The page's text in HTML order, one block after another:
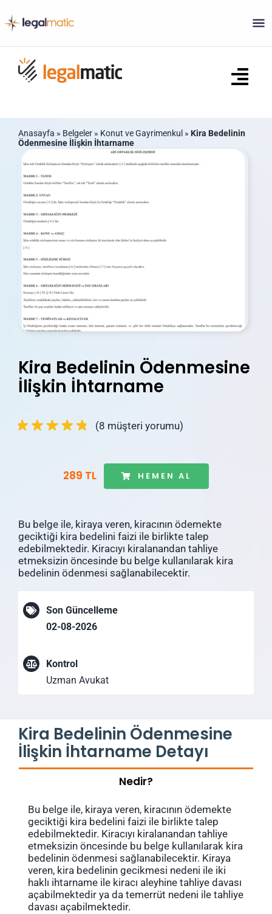
content
Ne Yapar?
Hesabım
Sepetim
Anasayfa » Belgeler» Konut ve Gayrimenkul » Kira Bedelinin
Ödenmesine İlişkin İhtarname
Kira Bedelinin Ödenmesine
İlişkin İhtarname
(8 müşteri yorumu)
289 TL HEMEN AL
Bu belge ile, kiraya veren, kiracının ödemekte
geciktiği kira bedelini faizi ile birlikte talep
edebilmektedir. Kiracıyı kiralanandan tahliye
etmeksizin öncesinde bu belge kullanılarak kira
bedelinin ödenmesi sağlanabilecektir.
Son Güncelleme
02-08-2026
Kontrol
Uzman Avukat
Kira Bedelinin Ödenmesine
İlişkin İhtarname Detayı
Nedir?
Bu belge ile, kiraya veren, kiracının ödemekte
geciktiği kira bedelini faizi ile birlikte talep
edebilmektedir. Kiracıyı kiralanandan tahliye
etmeksizin öncesinde bu belge kullanılarak kira
bedelinin ödenmesi sağlanabilecektir. Kiraya
veren, kira bedelinin gecikmesi nedeni ile iki
haklı ihtarname ile kiracı aleyhine tahliye davası
açabilmektedir ya da temerrüt nedeni ile tahliye
davası açabilmektedir.